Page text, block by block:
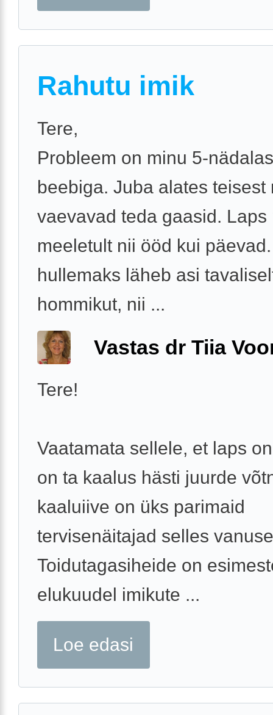
Rahutu imik
Tere,
Probleem on minu 5-
beebiga. Juba alates teisest
vaevavad teda gaasid. Laps
meeletult nii ööd kui
hullemaks läheb asi
hommikut, nii ...
Vastas dr Tiia
Tere!
Vaatamata sellele, et laps
on ta kaalus hästi juurde
kaaluiive on üks parimaid
tervisenäitajad selles
Toidutagasiheide on
elukuudel imikute ...
Loe edasi